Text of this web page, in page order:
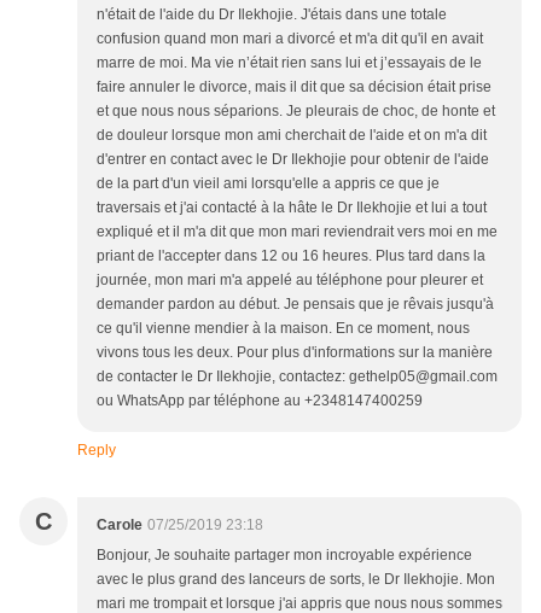
n'était de l'aide du Dr Ilekhojie. J'étais dans une totale
confusion quand mon mari a divorcé et m'a dit qu'il en avait
marre de moi. Ma vie n’était rien sans lui et j’essayais de le
faire annuler le divorce, mais il dit que sa décision était prise
et que nous nous séparions. Je pleurais de choc, de honte et
de douleur lorsque mon ami cherchait de l'aide et on m'a dit
d'entrer en contact avec le Dr Ilekhojie pour obtenir de l'aide
de la part d'un vieil ami lorsqu'elle a appris ce que je
traversais et j'ai contacté à la hâte le Dr Ilekhojie et lui a tout
expliqué et il m'a dit que mon mari reviendrait vers moi en me
priant de l'accepter dans 12 ou 16 heures. Plus tard dans la
journée, mon mari m'a appelé au téléphone pour pleurer et
demander pardon au début. Je pensais que je rêvais jusqu'à
ce qu'il vienne mendier à la maison. En ce moment, nous
vivons tous les deux. Pour plus d'informations sur la manière
de contacter le Dr Ilekhojie, contactez: gethelp05@gmail.com
ou WhatsApp par téléphone au +2348147400259
Reply
C Carole 07/25/2019 23:18
Bonjour, Je souhaite partager mon incroyable expérience
avec le plus grand des lanceurs de sorts, le Dr Ilekhojie. Mon
mari me trompait et lorsque j'ai appris que nous nous sommes